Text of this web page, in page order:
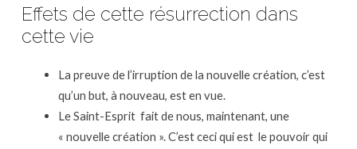
Effets de cette résurrection dans
cette vie
La preuve de l’irruption de la nouvelle création, c’est
qu’un but, à nouveau, est en vue.
Le Saint-Esprit fait de nous, maintenant, une
« nouvelle création ». C’est ceci qui est le pouvoir qui